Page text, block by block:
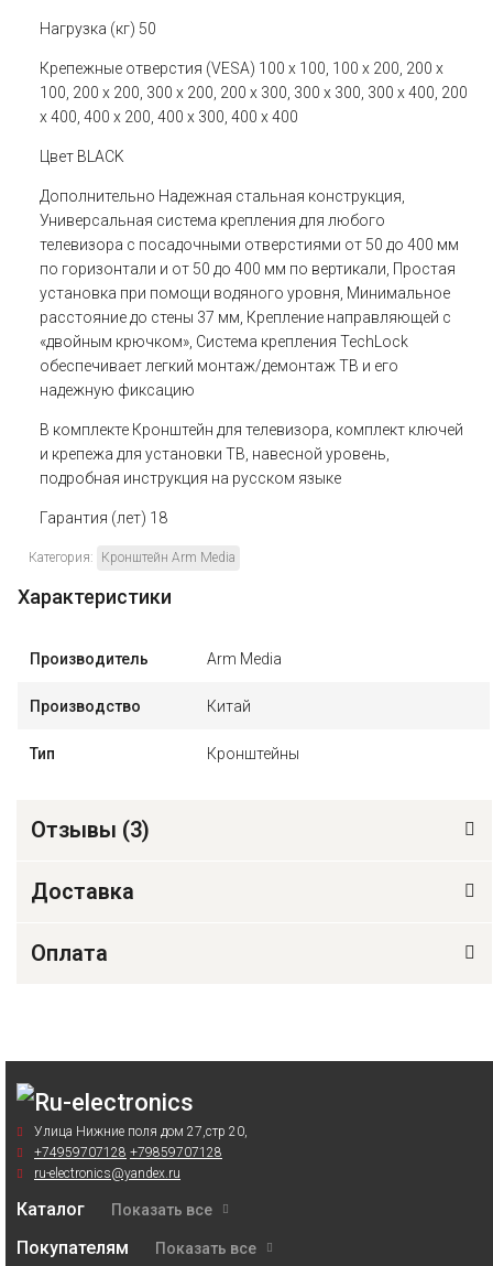
Нагрузка (кг) 50
Крепежные отверстия (VESA) 100 x 100, 100 x 200, 200 x
100, 200 x 200, 300 x 200, 200 x 300, 300 x 300, 300 x 400, 200
x 400, 400 x 200, 400 x 300, 400 x 400
Цвет BLACK
Дополнительно Надежная стальная конструкция,
Универсальная система крепления для любого
телевизора с посадочными отверстиями от 50 до 400 мм
по горизонтали и от 50 до 400 мм по вертикали, Простая
установка при помощи водяного уровня, Минимальное
расстояние до стены 37 мм, Крепление направляющей с
«двойным крючком», Система крепления TechLock
обеспечивает легкий монтаж/демонтаж ТВ и его
надежную фиксацию
В комплекте Кронштейн для телевизора, комплект ключей
и крепежа для установки ТВ, навесной уровень,
подробная инструкция на русском языке
Гарантия (лет) 18
Категория: Кронштейн Arm Media
Характеристики
Производитель Arm Media
Производство Китай
Тип Кронштейны
Отзывы (3)
Доставка
Оплата
Улица Нижние поля дом 27,стр 20,
+74959707128 +79859707128
ru-electronics@yandex.ru
Каталог Показать все
Покупателям Показать все